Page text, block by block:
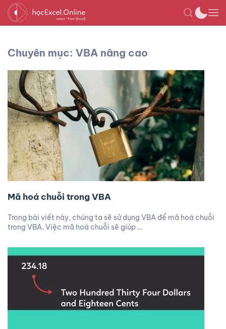
Chuyên mục: VBA nâng cao
Mã hoá chuỗi trong VBA
Trong bài viết này, chúng ta sẽ sử dụng VBA để mã hoá chuỗi
trong VBA. Việc mã hoá chuỗi sẽ giúp …